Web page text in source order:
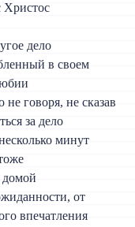
Христос
дело
в своем
не говоря, не сказав
за дело
минут
домой
от
впечатления